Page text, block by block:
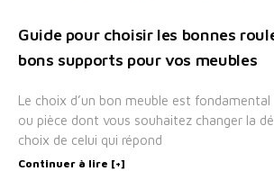
Guide pour choisir les bonnes
bons supports pour vos meubles
Le choix d’un bon meuble est
ou pièce dont vous souhaitez changer la
choix de celui qui répond
Continuer à lire [+]